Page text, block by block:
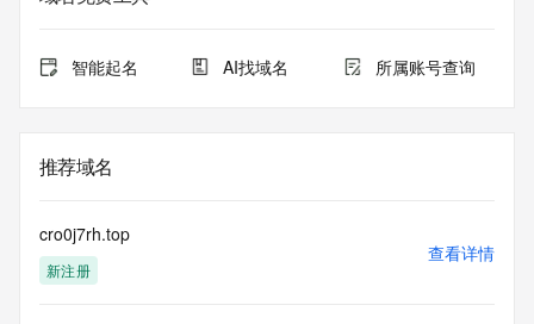
智能起名 AI找域名 所属账号查询
推荐域名
cro0j7rh.top
新注册
查看详情